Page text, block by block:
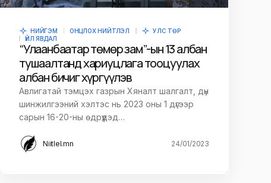
НИЙГЭМ ОНЦЛОХ НИЙТЛЭЛ
УЛС ТӨР
ҮЙЛ ЯВДАЛ
“Улаанбаатар төмөр зам”-ын 13 албан
тушаалтанд хариуцлага тооцуулах
албан бичиг хүргүүлэв
Авлигатай тэмцэх газрын Хяналт шалгалт, дүн
шинжилгээний хэлтэс нь 2023 оны 1 дүгээр
сарын 16-20-ны өдрүүдэд…
Niitlel.mn 24/01/2023